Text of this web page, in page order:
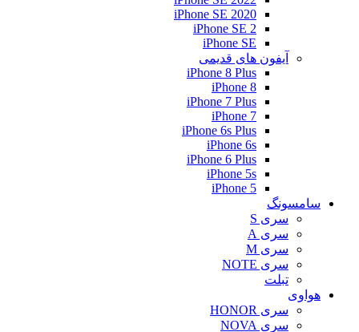
iPhone SE 2020
iPhone SE 2
iPhone SE
آیفون های قدیمی
iPhone 8 Plus
iPhone 8
iPhone 7 Plus
iPhone 7
iPhone 6s Plus
iPhone 6s
iPhone 6 Plus
iPhone 5s
iPhone 5
سامسونگ
سری S
سری A
سری M
سری NOTE
تبلت
هواوی
سری HONOR
سری NOVA